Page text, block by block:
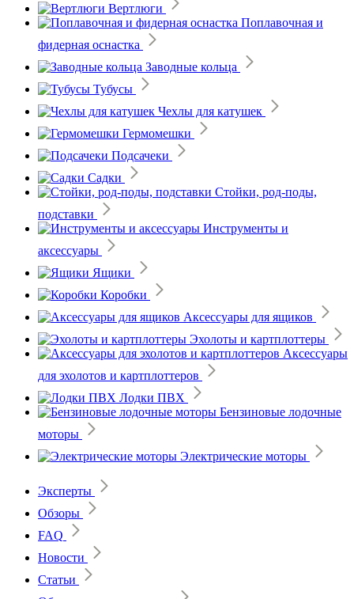
Вертлюги
Поплавочная и
фидерная оснастка
Заводные кольца
Тубусы
Чехлы для катушек
Гермомешки
Подсачеки
Садки
Стойки, род-поды,
подставки
Инструменты и
аксессуары
Ящики
Коробки
Аксессуары для ящиков
Эхолоты и картплоттеры
Аксессуары
для эхолотов и картплоттеров
Лодки ПВХ
Бензиновые лодочные
моторы
Электрические моторы
Эксперты
Обзоры
FAQ
Новости
Статьи